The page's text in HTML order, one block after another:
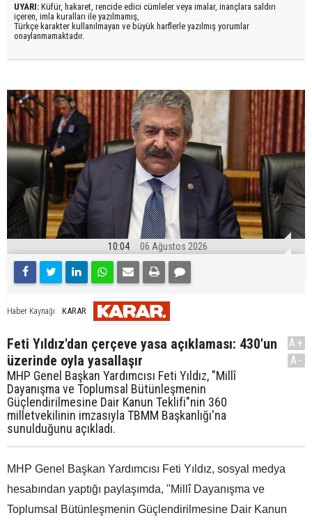
UYARI: Küfür, hakaret, rencide edici cümleler veya imalar, inançlara saldırı
içeren, imla kuralları ile yazılmamış,
Türkçe karakter kullanılmayan ve büyük harflerle yazılmış yorumlar
onaylanmamaktadır.
10:04 06 Ağustos 2026
Haber Kaynağı KARAR
Feti Yıldız'dan çerçeve yasa açıklaması: 430'un
üzerinde oyla yasallaşır
MHP Genel Başkan Yardımcısı Feti Yıldız, "Millî
Dayanışma ve Toplumsal Bütünleşmenin
Güçlendirilmesine Dair Kanun Teklifi"nin 360
milletvekilinin imzasıyla TBMM Başkanlığı'na
sunulduğunu açıkladı.
A+
A-
MHP Genel Başkan Yardımcısı Feti Yıldız, sosyal medya
hesabından yaptığı paylaşımda, "Millî Dayanışma ve
Toplumsal Bütünleşmenin Güçlendirilmesine Dair Kanun